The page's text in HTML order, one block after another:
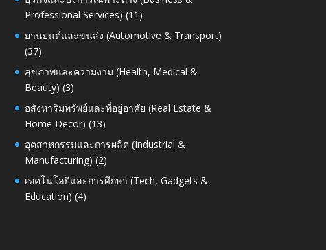
Professional Services) (11)
ยานยนต์และขนส่ง (Automotive & Transport)
(37)
สุขภาพและความงาม (Health, Medical &
Beauty) (3)
อสังหาริมทรัพย์และที่อยู่อาศัย (Real Estate &
Home Decor) (13)
อุตสาหกรรมและการผลิต (Industrial &
Manufacturing) (2)
เทคโนโลยีและการศึกษา (Tech, Gadgets &
Education) (4)